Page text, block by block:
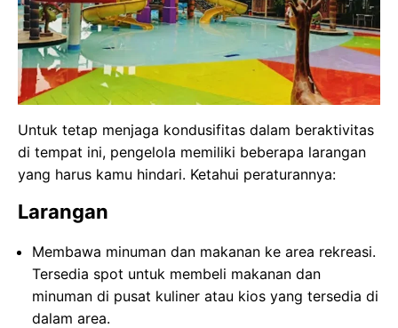
Untuk tetap menjaga kondusifitas dalam beraktivitas
di tempat ini, pengelola memiliki beberapa larangan
yang harus kamu hindari. Ketahui peraturannya:
Larangan
Membawa minuman dan makanan ke area rekreasi.
Tersedia spot untuk membeli makanan dan
minuman di pusat kuliner atau kios yang tersedia di
dalam area.